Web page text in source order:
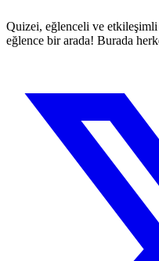
Quizei, eğlenceli ve
eğlence bir arada! Burada